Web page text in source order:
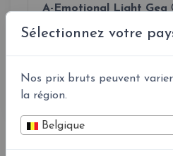
Sélectionnez votre
Nos prix bruts peuvent
la région.
Belgique
A-Emotional Light Gea
Ø 19 cm cm - h 45 cm - 2,1 kg